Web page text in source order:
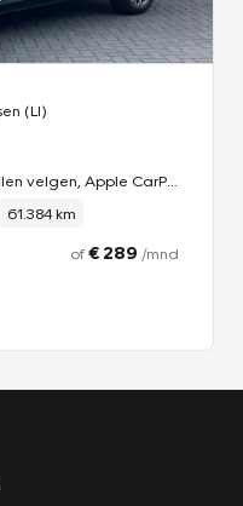
(LI)
61.384 km
of€ 289 /mnd